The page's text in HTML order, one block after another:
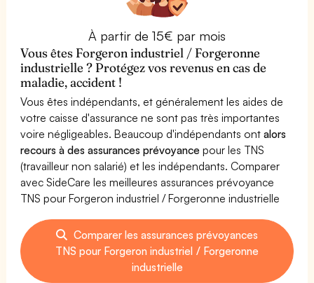
À partir de 15€ par mois
Vous êtes Forgeron industriel / Forgeronne
industrielle ? Protégez vos revenus en cas de
maladie, accident !
Vous êtes indépendants, et généralement les aides de
votre caisse d'assurance ne sont pas très importantes
voire négligeables. Beaucoup d'indépendants ontalors
recours à des assurances prévoyance pour les TNS
(travailleur non salarié) et les indépendants. Comparer
avec SideCare les meilleures assurances prévoyance
TNS pour Forgeron industriel / Forgeronne industrielle
Comparer les assurances prévoyances
TNS pour Forgeron industriel / Forgeronne
industrielle